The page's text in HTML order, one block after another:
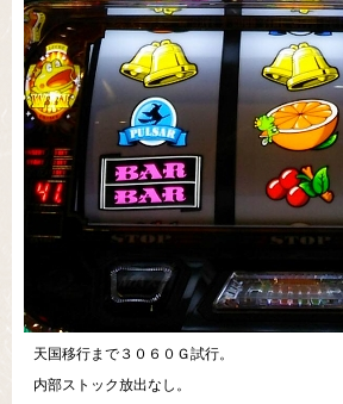
天国移行まで３０６０Ｇ試行。
内部ストック放出なし。